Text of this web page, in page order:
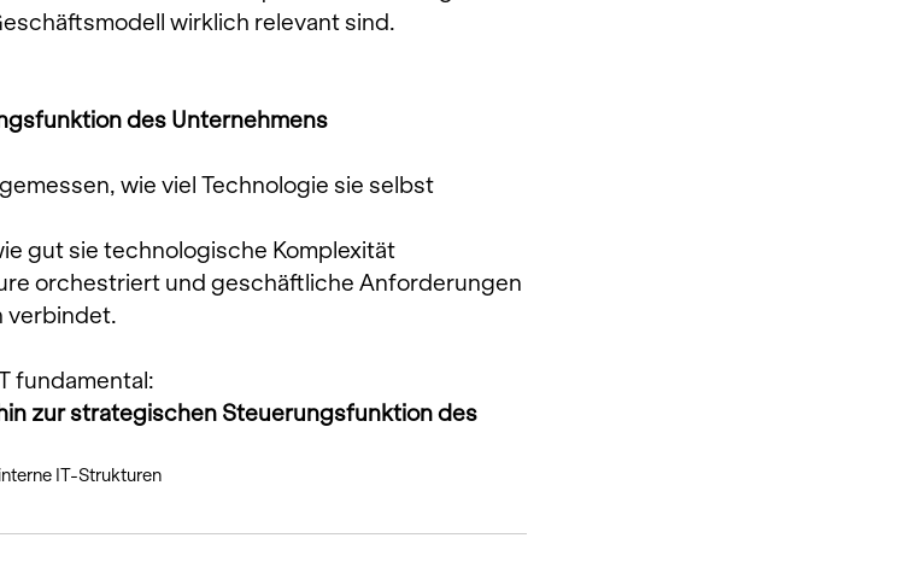
wirklich relevant sind.
des Unternehmens
wie viel Technologie sie selbst
gut sie technologische Komplexität
orchestriert und geschäftliche Anforderungen
verbindet.
fundamental:
zur strategischen Steuerungsfunktion des
interne IT-Strukturen